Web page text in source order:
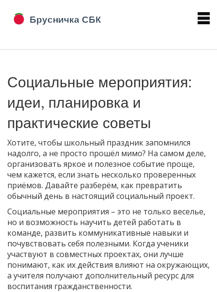
Социальные мероприятия:
идеи, планировка и
практические советы
Хотите, чтобы школьный праздник запомнился
надолго, а не просто прошёл мимо? На самом деле,
организовать яркое и полезное событие проще,
чем кажется, если знать несколько проверенных
приёмов. Давайте разберём, как превратить
обычный день в настоящий социальный проект.
Социальные мероприятия – это не только веселье,
но и возможность научить детей работать в
команде, развить коммуникативные навыки и
почувствовать себя полезными. Когда ученики
участвуют в совместных проектах, они лучше
понимают, как их действия влияют на окружающих,
а учителя получают дополнительный ресурс для
воспитания гражданственности.